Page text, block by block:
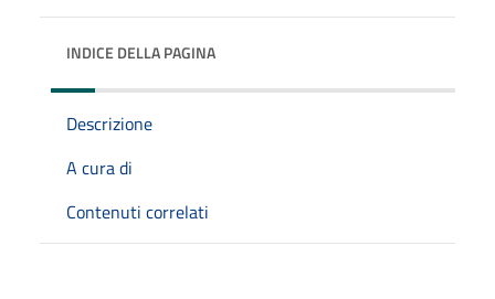
INDICE DELLA PAGINA
Descrizione
A cura di
Contenuti correlati